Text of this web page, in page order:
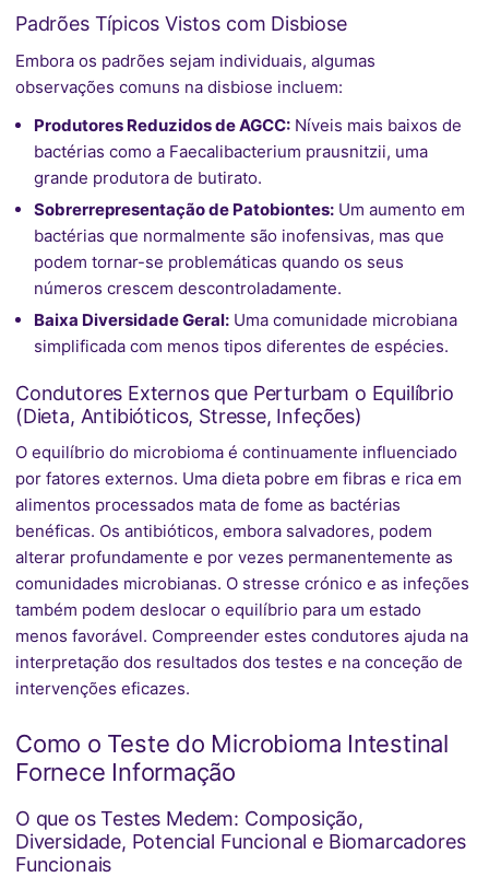
Padrões Típicos Vistos com Disbiose
Embora os padrões sejam individuais, algumas
observações comuns na disbiose incluem:
Produtores Reduzidos de AGCC:Níveis mais baixos de
bactérias como a Faecalibacterium prausnitzii, uma
grande produtora de butirato.
Sobrerrepresentação de Patobiontes:Um aumento em
bactérias que normalmente são inofensivas, mas que
podem tornar-se problemáticas quando os seus
números crescem descontroladamente.
Baixa Diversidade Geral:Uma comunidade microbiana
simplificada com menos tipos diferentes de espécies.
Condutores Externos que Perturbam o Equilíbrio
(Dieta, Antibióticos, Stresse, Infeções)
O equilíbrio do microbioma é continuamente influenciado
por fatores externos. Uma dieta pobre em fibras e rica em
alimentos processados mata de fome as bactérias
benéficas. Os antibióticos, embora salvadores, podem
alterar profundamente e por vezes permanentemente as
comunidades microbianas. O stresse crónico e as infeções
também podem deslocar o equilíbrio para um estado
menos favorável. Compreender estes condutores ajuda na
interpretação dos resultados dos testes e na conceção de
intervenções eficazes.
Como o Teste do Microbioma Intestinal
Fornece Informação
O que os Testes Medem: Composição,
Diversidade, Potencial Funcional e Biomarcadores
Funcionais